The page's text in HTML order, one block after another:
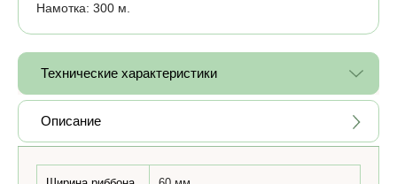
Намотка: 300 м.
Технические характеристики
Описание